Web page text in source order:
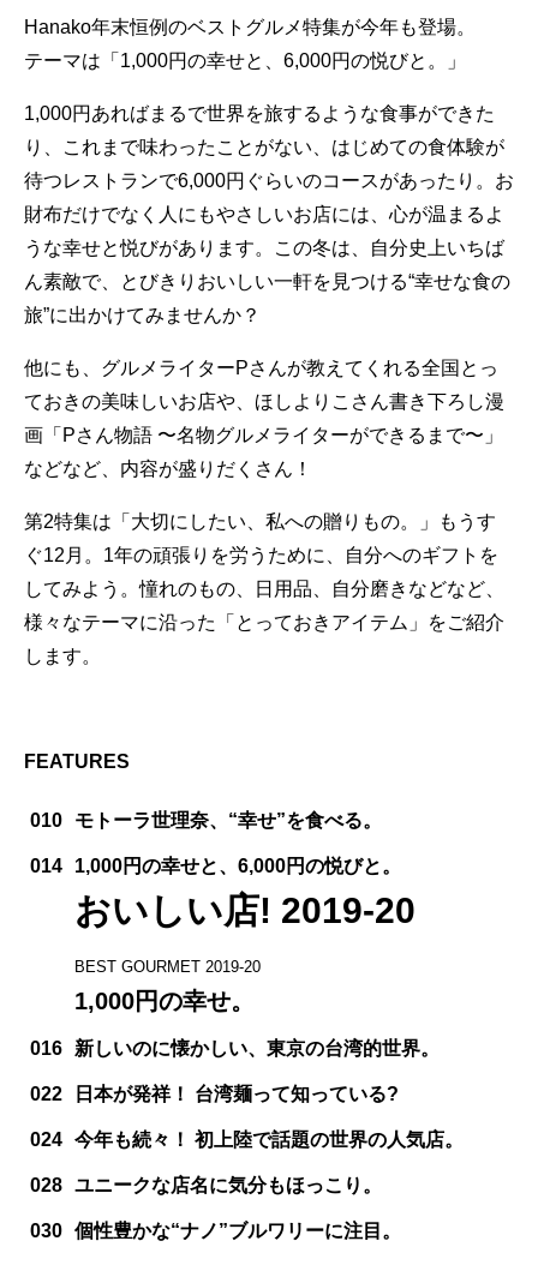
Hanako年末恒例のベストグルメ特集が今年も登場。
テーマは「1,000円の幸せと、6,000円の悦びと。」
1,000円あればまるで世界を旅するような食事ができた
り、これまで味わったことがない、はじめての食体験が
待つレストランで6,000円ぐらいのコースがあったり。お
財布だけでなく人にもやさしいお店には、心が温まるよ
うな幸せと悦びがあります。この冬は、自分史上いちば
ん素敵で、とびきりおいしい一軒を見つける“幸せな食の
旅”に出かけてみませんか？
他にも、グルメライターPさんが教えてくれる全国とっ
ておきの美味しいお店や、ほしよりこさん書き下ろし漫
画「Pさん物語 〜名物グルメライターができるまで〜」
などなど、内容が盛りだくさん！
第2特集は「大切にしたい、私への贈りもの。」もうす
ぐ12月。1年の頑張りを労うために、自分へのギフトを
してみよう。憧れのもの、日用品、自分磨きなどなど、
様々なテーマに沿った「とっておきアイテム」をご紹介
します。
FEATURES
010 モトーラ世理奈、“幸せ”を食べる。
014 1,000円の幸せと、6,000円の悦びと。
おいしい店! 2019-20
BEST GOURMET 2019-20
1,000円の幸せ。
016 新しいのに懐かしい、東京の台湾的世界。
022 日本が発祥！ 台湾麺って知っている?
024 今年も続々！ 初上陸で話題の世界の人気店。
028 ユニークな店名に気分もほっこり。
030 個性豊かな“ナノ”ブルワリーに注目。